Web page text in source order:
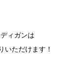
ィガンは
いただけます！